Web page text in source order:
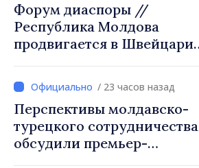
Джозеф Беркхалтер
утверждён Сенатом США в
должности будущего
Молдова
/ 23 часов назад
Перспективы молдавско-
турецкого сотрудничества
обсудили премьер-